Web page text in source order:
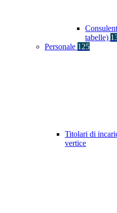
tabelle)
Personale 125
Titolari di
vertice